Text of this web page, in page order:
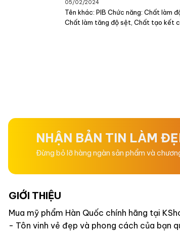
05/02/2024
Tên khác: PIB Chức năng: Chất làm
Chất làm tăng độ sệt, Chất tạo kết
NHẬN BẢN TIN LÀM
Đừng bỏ lỡ hàng ngàn sản phẩm và
GIỚI THIỆU
Mua mỹ phẩm Hàn Quốc chính hãng tại
- Tôn vinh vẻ đẹp và phong cách của bạn